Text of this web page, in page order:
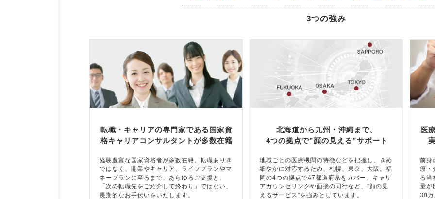
3つの強み
転職・キャリアの専門家である国家資
格キャリアコンサルタントが多数在籍
経験豊富な国家資格者が多数在籍。転職ありき
ではなく、開業やキャリア、ライフプランやマ
ネープランに至るまで、あらゆるご支援と、
「次の転職先をご紹介して終わり」ではない、
長期的なお手伝いをいたします。
北海道から九州・沖縄まで、
4つの拠点で”顔の見える”サポート
地域ごとの医療機関の特徴などを把握し、きめ
細やかに対応するため、札幌、東京、大阪、福
岡の4つの拠点で47都道府県をカバー。キャリ
アカウンセリングや面接の同行など、”顔の見
えるサービス”を強みとしています。
医
前身
療・
る当
量が
30万